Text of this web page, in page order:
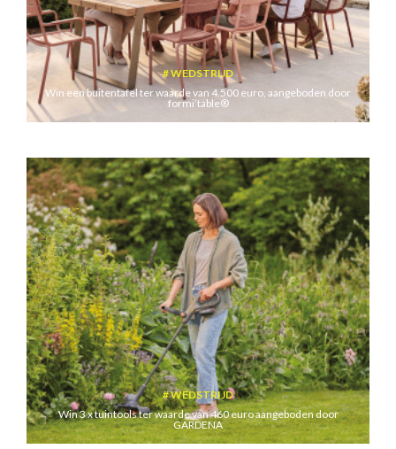
WEDSTRIJD
Win een buitentafel ter waarde van 4.500 euro, aangeboden door
formi’table®
WEDSTRIJD
Win 3 x tuintools ter waarde van 460 euro aangeboden door
GARDENA